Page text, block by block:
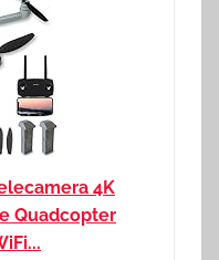
4K
Quadcopter